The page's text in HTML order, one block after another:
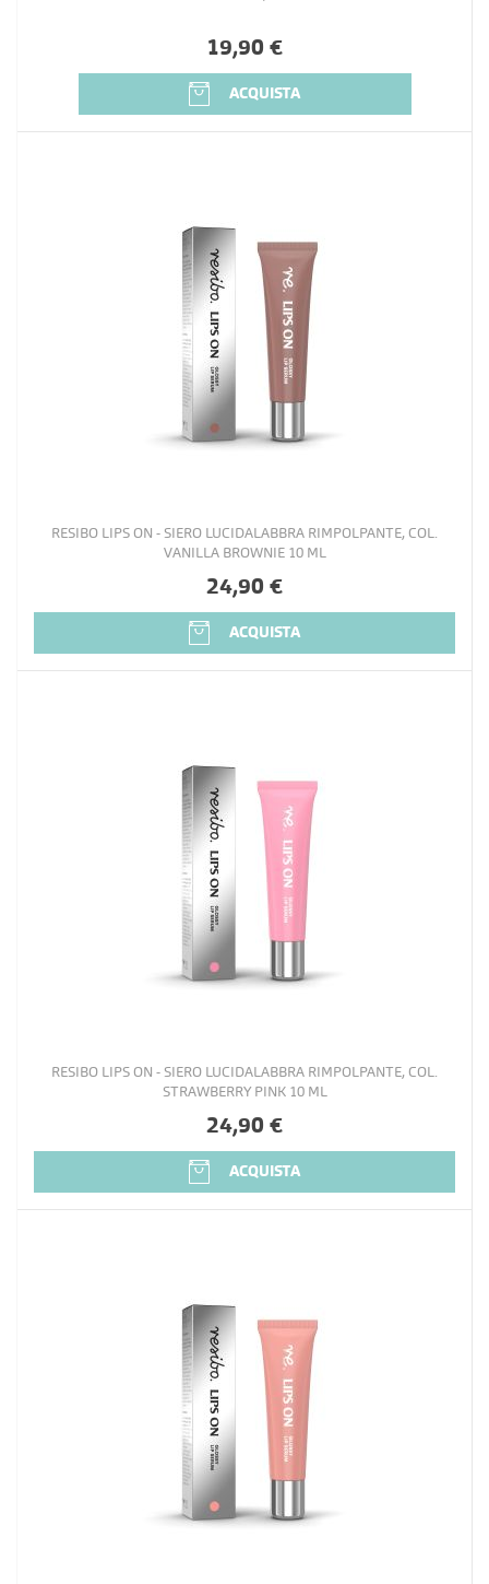
19,90 €
ACQUISTA
RESIBO LIPS ON - SIERO LUCIDALABBRA RIMPOLPANTE, COL.
VANILLA BROWNIE 10 ML
24,90 €
ACQUISTA
RESIBO LIPS ON - SIERO LUCIDALABBRA RIMPOLPANTE, COL.
STRAWBERRY PINK 10 ML
24,90 €
ACQUISTA